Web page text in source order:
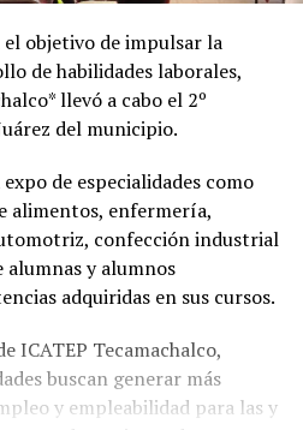
el objetivo de impulsar la
de habilidades laborales,
llevó a cabo el 2º
del municipio.
de especialidades como
alimentos, enfermería,
confección industrial
alumnas y alumnos
adquiridas en sus cursos.
ICATEP Tecamachalco,
buscan generar más
y empleabilidad para las y